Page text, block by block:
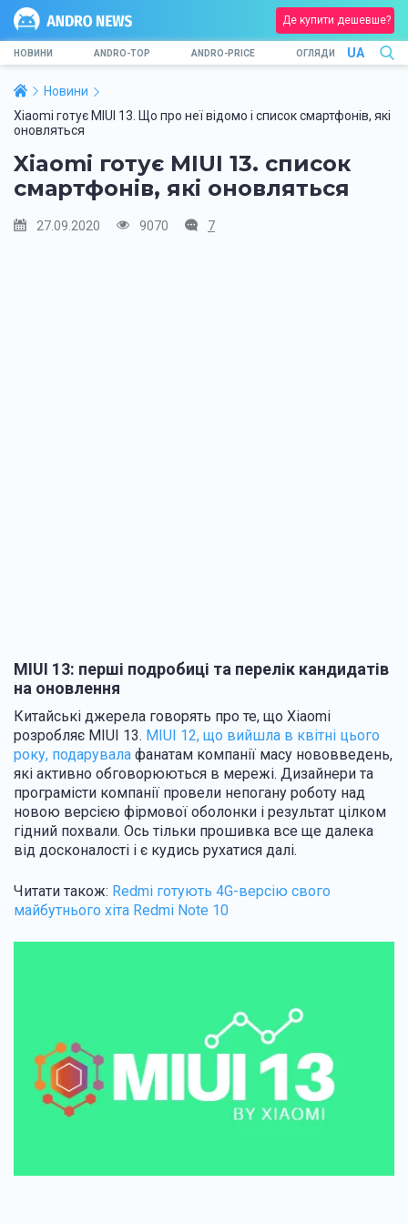
Де купити дешевше?
НОВИНИ ANDRO-TOP ANDRO-PRICE ОГЛЯДИ UA
Новини
Xiaomi готує MIUI 13. Що про неї відомо і список смартфонів, які
оновляться
Xiaomi готує MIUI 13. список
смартфонів, які оновляться
27.09.2020 9070 7
MIUI 13: перші подробиці та перелік кандидатів
на оновлення
Китайські джерела говорять про те, що Xiaomi
розробляє MIUI 13. MIUI 12, що вийшла в квітні цього
року, подарувала фанатам компанії масу нововведень,
які активно обговорюються в мережі. Дизайнери та
програмісти компанії провели непогану роботу над
новою версією фірмової оболонки і результат цілком
гідний похвали. Ось тільки прошивка все ще далека
від досконалості і є кудись рухатися далі.
Читати також: Redmi готують 4G-версію свого
майбутнього хіта Redmi Note 10